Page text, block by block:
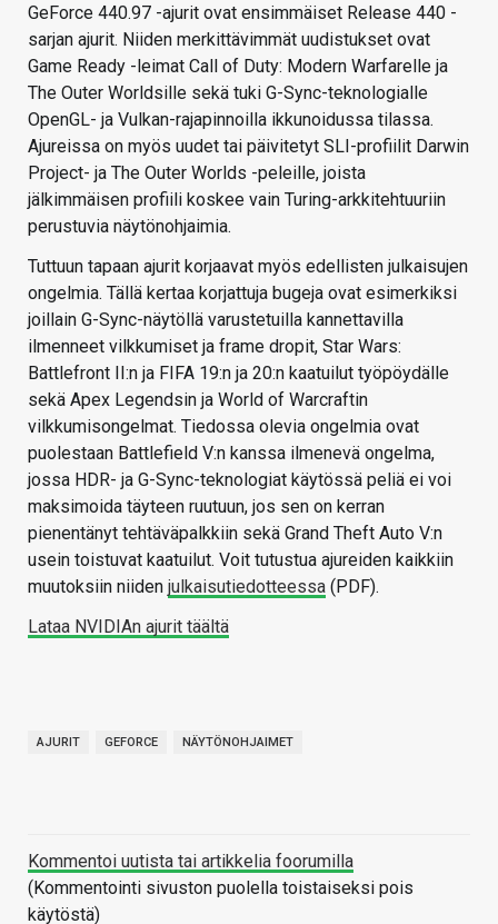
GeForce 440.97 -ajurit ovat ensimmäiset Release 440 -
sarjan ajurit. Niiden merkittävimmät uudistukset ovat
Game Ready -leimat Call of Duty: Modern Warfarelle ja
The Outer Worldsille sekä tuki G-Sync-teknologialle
OpenGL- ja Vulkan-rajapinnoilla ikkunoidussa tilassa.
Ajureissa on myös uudet tai päivitetyt SLI-profiilit Darwin
Project- ja The Outer Worlds -peleille, joista
jälkimmäisen profiili koskee vain Turing-arkkitehtuuriin
perustuvia näytönohjaimia.
Tuttuun tapaan ajurit korjaavat myös edellisten julkaisujen
ongelmia. Tällä kertaa korjattuja bugeja ovat esimerkiksi
joillain G-Sync-näytöllä varustetuilla kannettavilla
ilmenneet vilkkumiset ja frame dropit, Star Wars:
Battlefront II:n ja FIFA 19:n ja 20:n kaatuilut työpöydälle
sekä Apex Legendsin ja World of Warcraftin
vilkkumisongelmat. Tiedossa olevia ongelmia ovat
puolestaan Battlefield V:n kanssa ilmenevä ongelma,
jossa HDR- ja G-Sync-teknologiat käytössä peliä ei voi
maksimoida täyteen ruutuun, jos sen on kerran
pienentänyt tehtäväpalkkiin sekä Grand Theft Auto V:n
usein toistuvat kaatuilut. Voit tutustua ajureiden kaikkiin
muutoksiin niiden julkaisutiedotteessa (PDF).
Lataa NVIDIAn ajurit täältä
AJURIT GEFORCE NÄYTÖNOHJAIMET
Kommentoi uutista tai artikkelia foorumilla
(Kommentointi sivuston puolella toistaiseksi pois
käytöstä)